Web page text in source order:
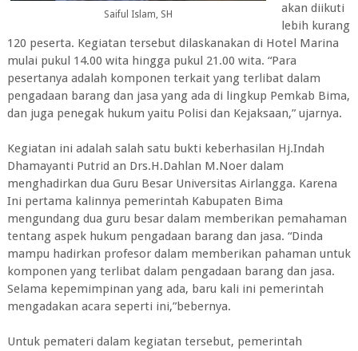
Saiful Islam, SH
akan diikuti
lebih kurang
120 peserta. Kegiatan tersebut dilaskanakan di Hotel Marina
mulai pukul 14.00 wita hingga pukul 21.00 wita. “Para
pesertanya adalah komponen terkait yang terlibat dalam
pengadaan barang dan jasa yang ada di lingkup Pemkab Bima,
dan juga penegak hukum yaitu Polisi dan Kejaksaan,” ujarnya.
Kegiatan ini adalah salah satu bukti keberhasilan Hj.Indah
Dhamayanti Putrid an Drs.H.Dahlan M.Noer dalam
menghadirkan dua Guru Besar Universitas Airlangga. Karena
Ini pertama kalinnya pemerintah Kabupaten Bima
mengundang dua guru besar dalam memberikan pemahaman
tentang aspek hukum pengadaan barang dan jasa. “Dinda
mampu hadirkan profesor dalam memberikan pahaman untuk
komponen yang terlibat dalam pengadaan barang dan jasa.
Selama kepemimpinan yang ada, baru kali ini pemerintah
mengadakan acara seperti ini,”bebernya.
Untuk pemateri dalam kegiatan tersebut, pemerintah